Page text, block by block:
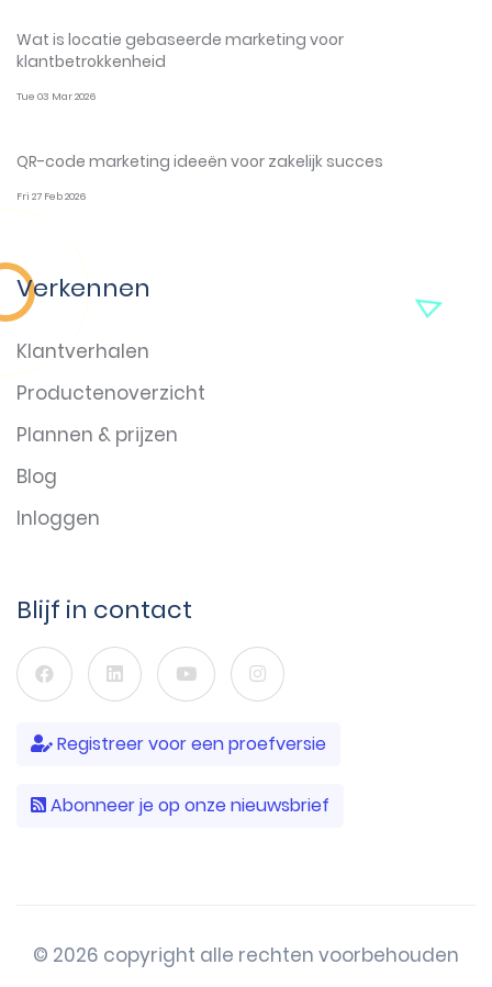
Wat is locatie gebaseerde marketing voor
klantbetrokkenheid
Tue 03 Mar 2026
QR-code marketing ideeën voor zakelijk succes
Fri 27 Feb 2026
Verkennen
Klantverhalen
Productenoverzicht
Plannen & prijzen
Blog
Inloggen
Blijf in contact
Registreer voor een proefversie
Abonneer je op onze nieuwsbrief
© 2026 copyright alle rechten voorbehouden